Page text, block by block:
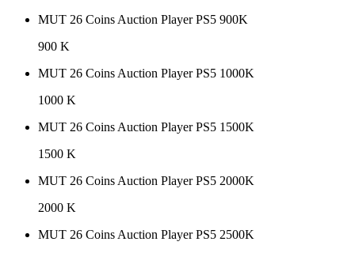
MUT 26 Coins Auction Player PS5 900K
900 K
MUT 26 Coins Auction Player PS5 1000K
1000 K
MUT 26 Coins Auction Player PS5 1500K
1500 K
MUT 26 Coins Auction Player PS5 2000K
2000 K
MUT 26 Coins Auction Player PS5 2500K